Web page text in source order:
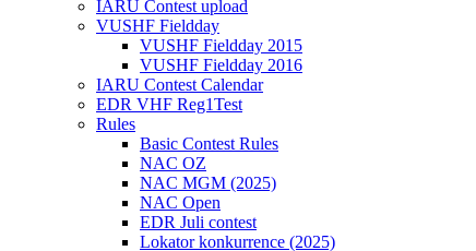
IARU Contest upload
VUSHF Fieldday
VUSHF Fieldday 2015
VUSHF Fieldday 2016
IARU Contest Calendar
EDR VHF Reg1Test
Rules
Basic Contest Rules
NAC OZ
NAC MGM (2025)
NAC Open
EDR Juli contest
Lokator konkurrence (2025)